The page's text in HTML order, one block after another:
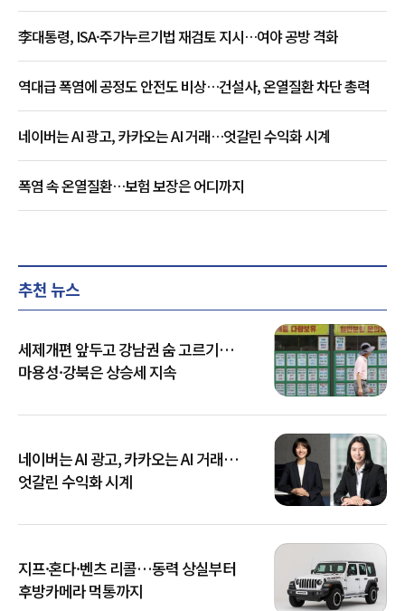
李대통령, ISA·주가누르기법 재검토 지시…여야 공방 격화
역대급 폭염에 공정도 안전도 비상…건설사, 온열질환 차단 총력
네이버는 AI 광고, 카카오는 AI 거래…엇갈린 수익화 시계
폭염 속 온열질환…보험 보장은 어디까지
추천 뉴스
세제개편 앞두고 강남권 숨 고르기…
마용성·강북은 상승세 지속
네이버는 AI 광고, 카카오는 AI 거래…
엇갈린 수익화 시계
지프·혼다·벤츠 리콜…동력 상실부터
후방카메라 먹통까지